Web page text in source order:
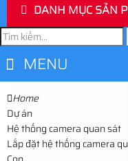
DANH MỤC SẢN
MENU
Home
Dự án
Hệ thống camera quan sát
Lắp đặt hệ thống camera